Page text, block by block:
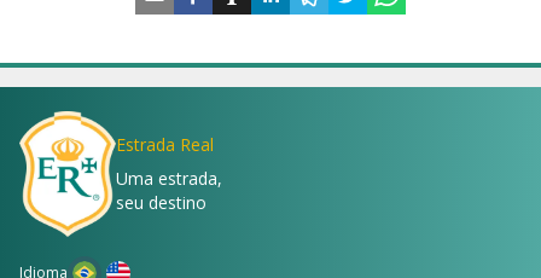
Estrada Real
Uma estrada,
seu destino
Idioma